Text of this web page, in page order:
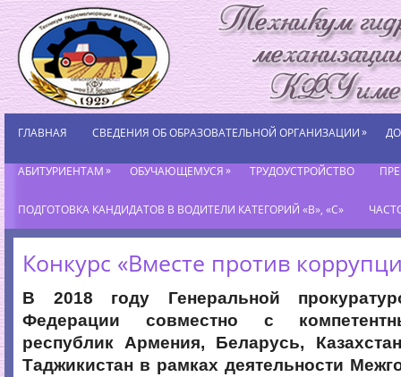
ГЛАВНАЯ СВЕДЕНИЯ ОБ ОБРАЗОВАТЕЛЬНОЙ ОРГАНИЗАЦИИ»
АБИТУРИЕНТАМ» ОБУЧАЮЩЕМУСЯ» ТРУДОУСТРОЙСТВО
ПОДГОТОВКА КАНДИДАТОВ В ВОДИТЕЛИ КАТЕГОРИЙ «В», «С»
Конкурс «Вместе против
В 2018 году Генеральной
Федерации совместно с
республик Армения, Беларусь,
Таджикистан в рамках деятельности